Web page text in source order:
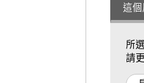
這
所
請